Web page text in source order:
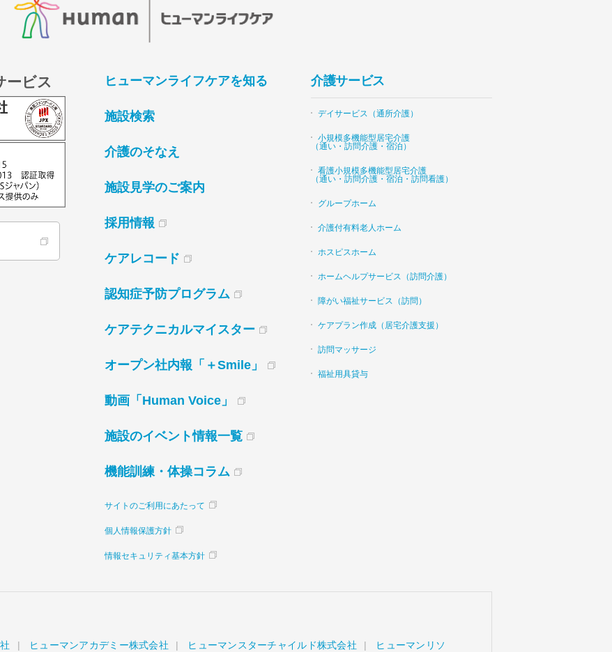
ービス ヒューマンライフケアを知る
施設検索
介護のそなえ
施設見学のご案内
採用情報
ケアレコード
認知症予防プログラム
ケアテクニカルマイスター
オープン社内報「＋Smile」
動画「Human Voice」
施設のイベント情報一覧
機能訓練・体操コラム
サイトのご利用にあたって
個人情報保護方針
情報セキュリティ基本方針
介護サービス
デイサービス（通所介護）
小規模多機能型居宅介護
（通い・訪問介護・宿泊）
看護小規模多機能型居宅介護
（通い・訪問介護・宿泊・訪問看護）
グループホーム
介護付有料老人ホーム
ホスピスホーム
ホームヘルプサービス（訪問介護）
障がい福祉サービス（訪問）
ケアプラン作成（居宅介護支援）
訪問マッサージ
福祉用具貸与
ヒューマンアカデミー株式会社 ヒューマンスターチャイルド株式会社 ヒューマンリソ